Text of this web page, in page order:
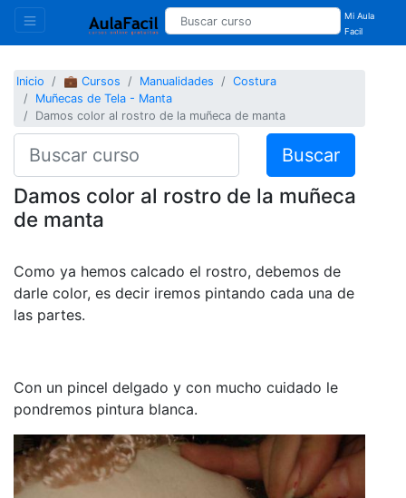
Mi Aula
Facil
Inicio 💼 Cursos Manualidades
Costura
Muñecas de Tela - Manta
Damos color al rostro de la muñeca de manta
Buscar
Damos color al rostro de la muñeca
de manta
Como ya hemos calcado el rostro, debemos de
darle color, es decir iremos pintando cada una de
las partes.
Con un pincel delgado y con mucho cuidado le
pondremos pintura blanca.